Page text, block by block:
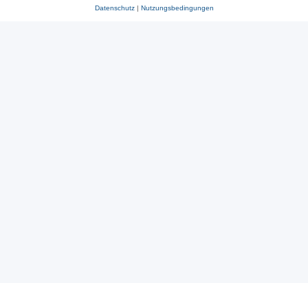
Datenschutz| Nutzungsbedingungen